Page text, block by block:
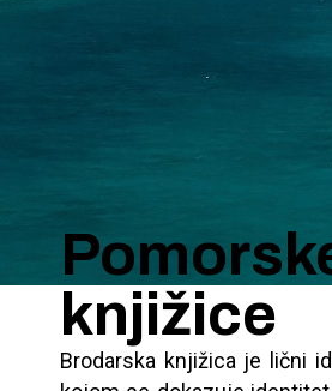
knjižice
Brodarska knjižica je lični